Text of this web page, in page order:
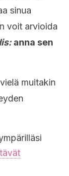
sinua
voit arvioida
anna sen
muitakin